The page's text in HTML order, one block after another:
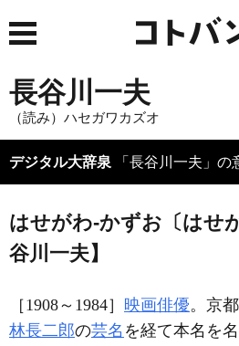
長谷川一夫
（読み）ハセガワカズオ
デジタル大辞泉 「長谷川一夫」
はせがわ‐かずお〔はせ
谷川一夫】
［1908～1984］ 映画俳優。京
林長二郎の芸名 を経て本名を